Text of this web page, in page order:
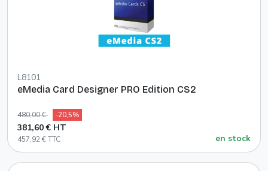
L8101
eMedia Card Designer PRO Edition CS2
480,00 € -20,5%
381,60 € HT
457,92 € TTC en stock